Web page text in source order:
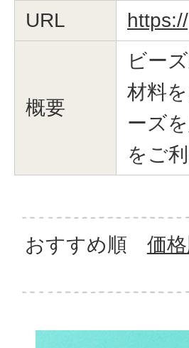
URL
概要
ビー
材料
ーズ
をご
おすすめ順 価